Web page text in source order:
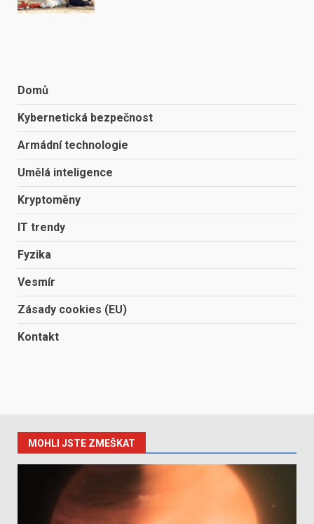
Domů
Kybernetická bezpečnost
Armádní technologie
Umělá inteligence
Kryptoměny
IT trendy
Fyzika
Vesmír
Zásady cookies (EU)
Kontakt
MOHLI JSTE ZMEŠKAT